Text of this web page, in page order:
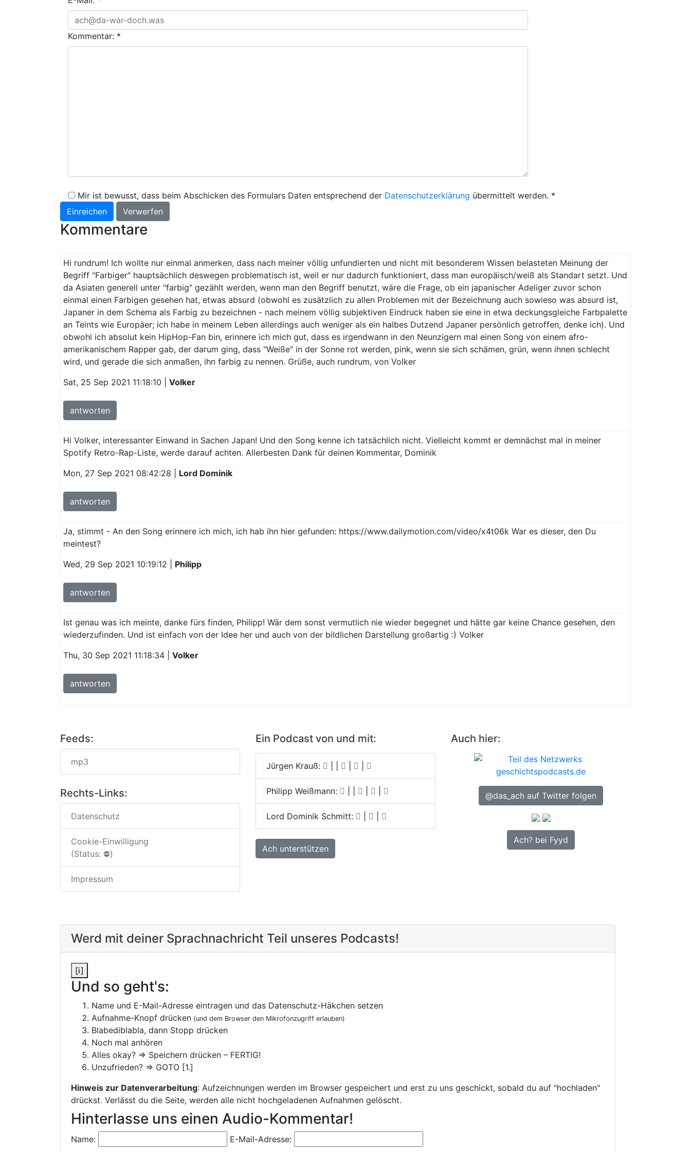
Kommentar: *
Mir ist bewusst, dass beim Abschicken des Formulars Daten entsprechend der Datenschutzerklärung übermittelt werden. *
Einreichen
Verwerfen
Kommentare
Hi rundrum! Ich wollte nur einmal anmerken, dass nach meiner völlig unfundierten und nicht mit besonderem Wissen belasteten Meinung der
Begriff "Farbiger" hauptsächlich deswegen problematisch ist, weil er nur dadurch funktioniert, dass man europäisch/weiß als Standart setzt. Und
da Asiaten generell unter "farbig" gezählt werden, wenn man den Begriff benutzt, wäre die Frage, ob ein japanischer Adeliger zuvor schon
einmal einen Farbigen gesehen hat, etwas absurd (obwohl es zusätzlich zu allen Problemen mit der Bezeichnung auch sowieso was absurd ist,
Japaner in dem Schema als Farbig zu bezeichnen - nach meinem völlig subjektiven Eindruck haben sie eine in etwa deckungsgleiche Farbpalette
an Teints wie Europäer; ich habe in meinem Leben allerdings auch weniger als ein halbes Dutzend Japaner persönlich getroffen, denke ich). Und
obwohl ich absolut kein HipHop-Fan bin, erinnere ich mich gut, dass es irgendwann in den Neunzigern mal einen Song von einem afro-
amerikanischem Rapper gab, der darum ging, dass "Weiße" in der Sonne rot werden, pink, wenn sie sich schämen, grün, wenn ihnen schlecht
wird, und gerade die sich anmaßen, ihn farbig zu nennen. Grüße, auch rundrum, von Volker
Sat, 25 Sep 2021 11:18:10 | Volker
antworten
Hi Volker, interessanter Einwand in Sachen Japan! Und den Song kenne ich tatsächlich nicht. Vielleicht kommt er demnächst mal in meiner
Spotify Retro-Rap-Liste, werde darauf achten. Allerbesten Dank für deinen Kommentar, Dominik
Mon, 27 Sep 2021 08:42:28 | Lord Dominik
antworten
Ja, stimmt - An den Song erinnere ich mich, ich hab ihn hier gefunden: https://www.dailymotion.com/video/x4t06k War es dieser, den Du
meintest?
Wed, 29 Sep 2021 10:19:12 | Philipp
antworten
Ist genau was ich meinte, danke fürs finden, Philipp! Wär dem sonst vermutlich nie wieder begegnet und hätte gar keine Chance gesehen, den
wiederzufinden. Und ist einfach von der Idee her und auch von der bildlichen Darstellung großartig :) Volker
Thu, 30 Sep 2021 11:18:34 | Volker
antworten
Feeds:
mp3
Rechts-Links:
Datenschutz
Cookie-Einwilligung
(Status: ⛔)
Impressum
Ein Podcast von und mit:
Jürgen Krauß:
Philipp Weißmann:
Lord Dominik Schmitt:
Ach unterstützen
Auch hier:
@das_ach auf Twitter folgen
Ach? bei Fyyd
Werd mit deiner Sprachnachricht Teil unseres Podcasts!
[i]
Und so geht's:
Name und E-Mail-Adresse eintragen und das Datenschutz-Häkchen setzen
Aufnahme-Knopf drücken (und dem Browser den Mikrofonzugriff erlauben)
Blabediblabla, dann Stopp drücken
Noch mal anhören
Alles okay? => Speichern drücken – FERTIG!
Unzufrieden? => GOTO [1.]
Hinweis zur Datenverarbeitung: Aufzeichnungen werden im Browser gespeichert und erst zu uns geschickt, sobald du auf "hochladen"
drückst. Verlässt du die Seite, werden alle nicht hochgeladenen Aufnahmen gelöscht.
Hinterlasse uns einen Audio-Kommentar!
Name: E-Mail-Adresse: